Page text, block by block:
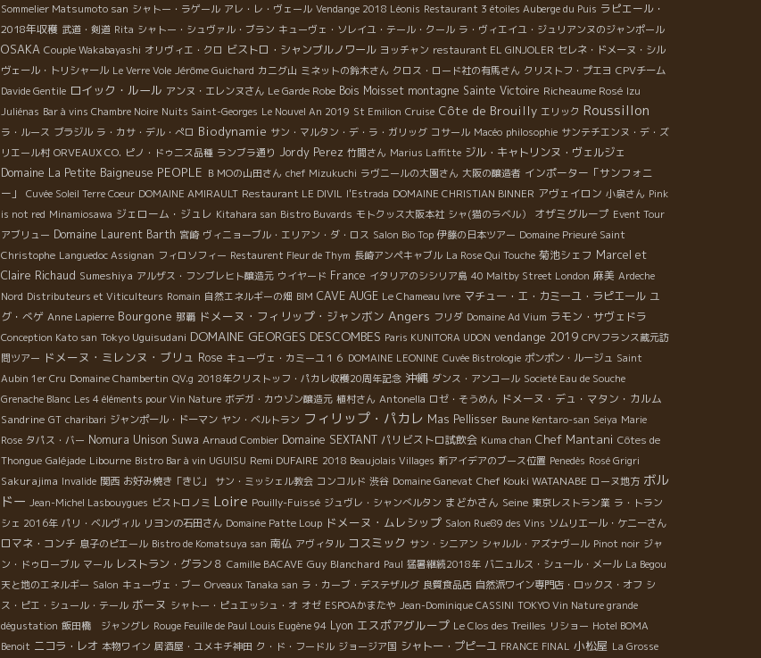
Sommelier Matsumoto san シャトー・ラゲール アレ・レ・ヴェール Vendange 2018 Léonis Restaurant 3 étoiles Auberge du Puis ラピエール・
2018年収穫 武道・剣道 Rita シャトー・シュヴァル・ブラン キューヴェ・ソレイユ・テール・クール ラ・ヴィエイユ・ジュリアンヌのジャンポール
OSAKA Couple Wakabayashi オリヴィエ・クロ ビストロ・シャンブルノワール ヨッチャン restaurant EL GINJOLER セレネ・ドメーヌ・シル
ヴェール・トリシャール Le Verre Vole Jérôme Guichard カニグ山 ミネットの鈴木さん クロス・ロード社の有馬さん クリストフ・プエヨ CPVチーム
Davide Gentile ロイック・ルール アンヌ・エレンヌさん Le Garde Robe Bois Moisset montagne Sainte Victoire Richeaume Rosé Izu
Juliénas Bar à vins Chambre Noire Nuits Saint-Georges Le Nouvel An 2019 St Emilion Cruise Côte de Brouilly エリック Roussillon
ラ・ルース ブラジル ラ・カサ・デル・ぺロ Biodynamie サン・マルタン・デ・ラ・ガリッグ コサール Macéo philosophie サンテチエンヌ・デ・ズ
リエール村 ORVEAUX CO. ピノ・ドゥニス品種 ランブラ通り Jordy Perez 竹間さん Marius Laffitte ジル・キャトリンヌ・ヴェルジェ
Domaine La Petite Baigneuse PEOPLE ＢＭОの山田さん chef Mizukuchi ラヴニールの大園さん 大阪の醸造者 インポーター「サンフォニ
ー」
Cuvée Soleil Terre Coeur DOMAINE AMIRAULT Restaurant LE DIVIL l'Estrada DOMAINE CHRISTIAN BINNER アヴェイロン 小泉さん Pink
is not red Minamiosawa ジェローム・ジュレ Kitahara san Bistro Buvards モトクッス大阪本社 シャ(猫のラベル） オザミグループ Event Tour
アブリュー Domaine Laurent Barth 宮崎 ヴィニョーブル・エリアン・ダ・ロス Salon Bio Top 伊藤の日本ツアー Domaine Prieuré Saint
Christophe Languedoc Assignan フィロソフィー Restaurent Fleur de Thym 長崎アンペキャブル La Rose Qui Touche 菊池シェフ Marcel et
Claire Richaud Sumeshiya アルザス・フンブレヒト醸造元 ウイヤード France イタリアのシシリア島 40 Maltby Street London 麻美 Ardeche
Nord Distributeurs et Viticulteurs Romain 自然エネルギーの畑 BIM CAVE AUGE Le Chameau Ivre マチュー・エ・カミーユ・ラピエール ユ
グ・べゲ Anne Lapierre Bourgone 那覇 ドメーヌ・フィリップ・ジャンボン Angers フリダ Domaine Ad Vium ラモン・サヴェドラ
Conception Kato san Tokyo Uguisudani DOMAINE GEORGES DESCOMBES Paris KUNITORA UDON vendange 2019 CPVフランス蔵元訪
問ツアー ドメーヌ・ミレンヌ・ブリュ Rose キューヴェ・カミーユ１６ DOMAINE LEONINE Cuvée Bistrologie ポンポン・ルージュ Saint
Aubin 1er Cru Domaine Chambertin QV.g 2018年クリストッフ・パカレ収穫20周年記念 沖縄 ダンス・アンコール Societé Eau de Souche
Grenache Blanc Les 4 éléments pour Vin Nature ボデガ・カウゾン醸造元 植村さん Antonella ロゼ・そうめん ドメーヌ・デュ・マタン・カルム
Sandrine GT charibari ジャンポール・ドーマン ヤン・ベルトラン フィリップ・パカレ Mas Pellisser Baune Kentaro-san Seiya Marie
Rose タパス・バー Nomura Unison Suwa Arnaud Combier Domaine SEXTANT パリビストロ試飲会 Kuma chan Chef Mantani Côtes de
Thongue Galéjade Libourne Bistro Bar à vin UGUISU Remi DUFAIRE 2018 Beaujolais Villages 新アイデアのブース位置 Penedès Rosé Grigri
Sakurajima Invalide 関西 お好み焼き「きじ」 サン・ミッシェル教会 コンコルド 渋谷 Domaine Ganevat Chef Kouki WATANABE ローヌ地方 ボル
ドー Jean-Michel Lasbouygues ビストロノミ Loire Pouilly-Fuissé ジュヴレ・シャンべルタン まどかさん Seine 東京レストラン業 ラ・トラン
シェ 2016年 パリ・ベルヴィル リヨンの石田さん Domaine Patte Loup ドメーヌ・ムレシップ Salon Rue89 des Vins ソムリエール・ケニーさん
ロマネ・コンチ 息子のピエール Bistro de Komatsuya san 南仏 アヴィタル コスミック サン・シニアン シャルル・アズナヴール Pinot noir ジャ
ン・ドゥローブル マール レストラン・グラン８ Camille BACAVE Guy Blanchard Paul 猛暑継続2018年 バニュルス・シュール・メール La Begou
天と地のエネルギー Salon キューヴェ・ブー Orveaux Tanaka san ラ・カーブ・デステザルグ 良質食品店 自然派ワイン専門店・ロックス・オフ シ
ス・ピエ・シュール・テール ボーヌ シャトー・ピュエッシュ・オ オゼ ESPOAかまたや Jean-Dominique CASSINI TOKYO Vin Nature grande
dégustation 飯田橋 ジャングレ Rouge Feuille de Paul Louis Eugène 94 Lyon エスポアグループ Le Clos des Treilles リショー Hotel BOMA
Benoit ニコラ・レオ 本物ワイン 居酒屋・ユメキチ神田 ク・ド・フードル ジョージア国 シャトー・プピーユ FRANCE FINAL 小松屋 La Grosse